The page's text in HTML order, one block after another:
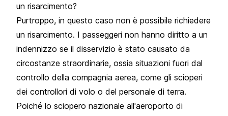
un risarcimento?
Purtroppo, in questo caso non è possibile richiedere
un risarcimento. I passeggeri non hanno diritto a un
indennizzo se il disservizio è stato causato da
circostanze straordinarie, ossia situazioni fuori dal
controllo della compagnia aerea, come gli scioperi
dei controllori di volo o del personale di terra.
Poiché lo sciopero nazionale all'aeroporto di